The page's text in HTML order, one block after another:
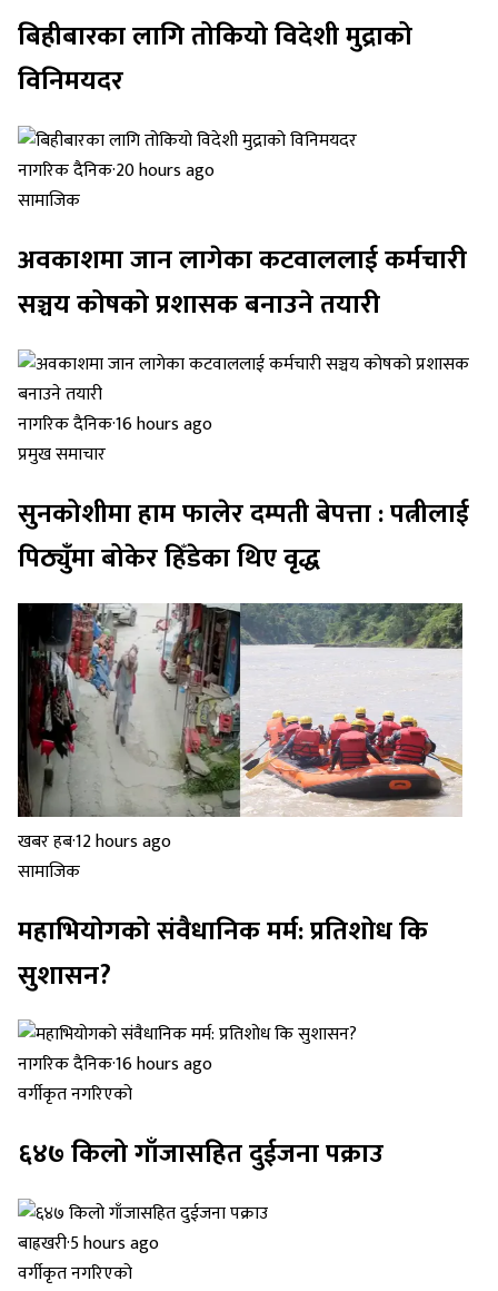
बिहीबारका लागि तोकियो विदेशी मुद्राको
विनिमयदर
नागरिक दैनिक·20 hours ago
सामाजिक
अवकाशमा जान लागेका कटवाललाई कर्मचारी
सञ्चय कोषको प्रशासक बनाउने तयारी
नागरिक दैनिक·16 hours ago
प्रमुख समाचार
सुनकोशीमा हाम फालेर दम्पती बेपत्ता : पत्नीलाई
पिठ्युँमा बोकेर हिँडेका थिए वृद्ध
खबर हब·12 hours ago
सामाजिक
महाभियोगको संवैधानिक मर्म: प्रतिशोध कि
सुशासन?
नागरिक दैनिक·16 hours ago
वर्गीकृत नगरिएको
६४७ किलो गाँजासहित दुईजना पक्राउ
बाह्रखरी·5 hours ago
वर्गीकृत नगरिएको